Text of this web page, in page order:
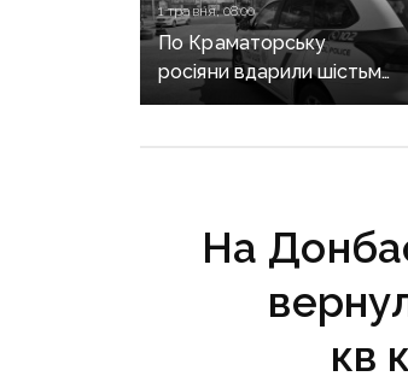
1 травня, 08:00
По Краматорську
росіяни вдарили шістьма
безпілотниками,
На
кв